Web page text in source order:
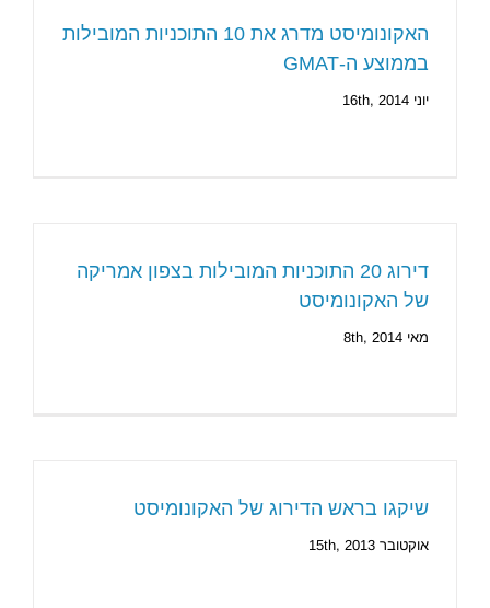
האקונומיסט מדרג את 10 התוכניות המובילות
בממוצע ה-GMAT
יוני 16th, 2014
דירוג 20 התוכניות המובילות בצפון אמריקה
של האקונומיסט
מאי 8th, 2014
שיקגו בראש הדירוג של האקונומיסט
אוקטובר 15th, 2013